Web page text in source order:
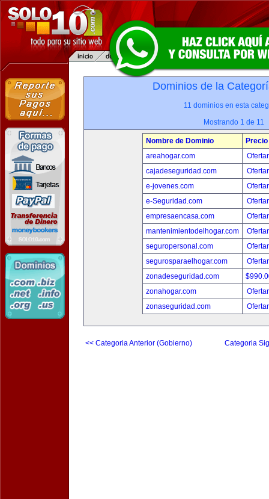
Dominios de la
11 dominios en esta
Mostrando 1 de 11
Nombre de Dominio
Precio
areahogar.com
cajadeseguridad.com
e-jovenes.com
e-Seguridad.com
empresaencasa.com
mantenimientodelhogar.com
seguropersonal.com
segurosparaelhogar.com
zonadeseguridad.com
zonahogar.com
zonaseguridad.com
<< Categoria Anterior (Gobierno) Categoria